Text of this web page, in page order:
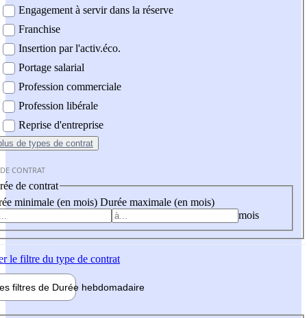
Engagement à servir dans la réserve
Franchise
Insertion par l'activ.éco.
Portage salarial
Profession commerciale
Profession libérale
Reprise d'entreprise
de types de contrat
CONTRAT
de contrat
minimale (en mois) Durée maximale (en mois)
mois
le filtre du type de contrat
filtres de Durée hebdomadaire